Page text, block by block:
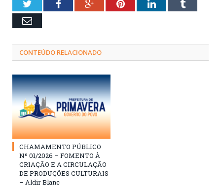
TwitterFacebookGoogle+PinterestLinkedInTumblr
Email
CONTEÚDO RELACIONADO
CHAMAMENTO PÚBLICO
Nº 01/2026 – FOMENTO À
CRIAÇÃO E A CIRCULAÇÃO
DE PRODUÇÕES CULTURAIS
– Aldir Blanc